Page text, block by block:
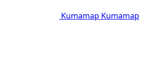
Kumamap Kumamap